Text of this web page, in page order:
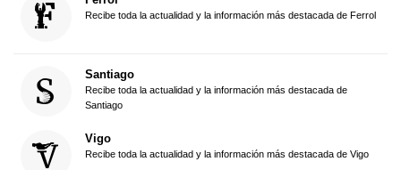
Recibe toda la actualidad y la información más destacada de Ferrol
Santiago
Recibe toda la actualidad y la información más destacada de
Santiago
Vigo
Recibe toda la actualidad y la información más destacada de Vigo